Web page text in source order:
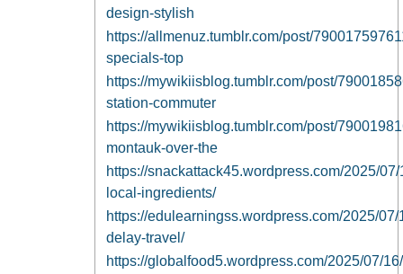
design-stylish
https://allmenuz.tumblr.com/post/
specials-top
https://mywikiisblog.tumblr.com/post/
station-commuter
https://mywikiisblog.tumblr.com/post/
montauk-over-the
https://snackattack45.wordpress.com/2025/
local-ingredients/
https://edulearningss.wordpress.com/2025/
delay-travel/
https://globalfood5.wordpress.com/2025/07/